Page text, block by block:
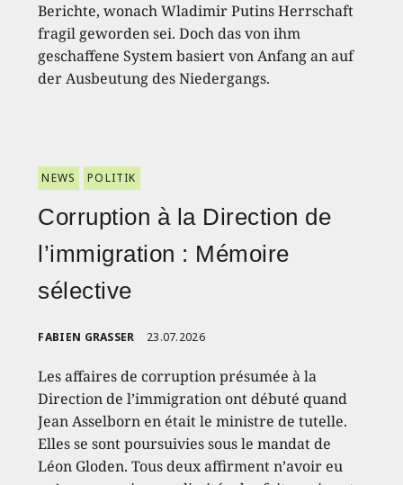
Berichte, wonach Wladimir Putins Herrschaft
fragil geworden sei. Doch das von ihm
geschaffene System basiert von Anfang an auf
der Ausbeutung des Niedergangs.
NEWS POLITIK
Corruption à la Direction de
l’immigration : Mémoire
sélective
FABIEN GRASSER 23.07.2026
Les affaires de corruption présumée à la
Direction de l’immigration ont débuté quand
Jean Asselborn en était le ministre de tutelle.
Elles se sont poursuivies sous le mandat de
Léon Gloden. Tous deux affirment n’avoir eu